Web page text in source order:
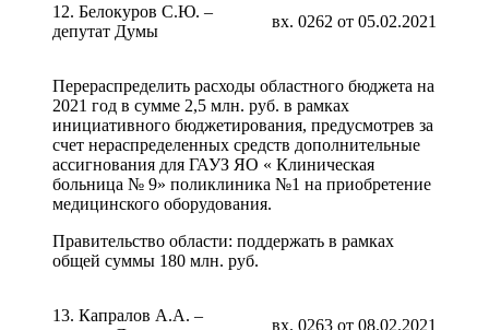
12. Белокуров С.Ю. –
депутат Думы
вх. 0262 от 05.02.2021
Перераспределить расходы областного бюджета на
2021 год в сумме 2,5 млн. руб. в рамках
инициативного бюджетирования, предусмотрев за
счет нераспределенных средств дополнительные
ассигнования для ГАУЗ ЯО « Клиническая
больница № 9» поликлиника №1 на приобретение
медицинского оборудования.
Правительство области: поддержать в рамках
общей суммы 180 млн. руб.
13. Капралов А.А. –
вх. 0263 от 08.02.2021